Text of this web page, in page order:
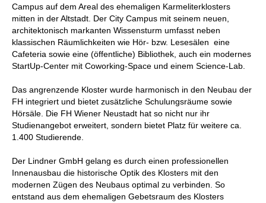
Campus auf dem Areal des ehemaligen Karmeliterklosters
mitten in der Altstadt. Der City Campus mit seinem neuen,
architektonisch markanten Wissensturm umfasst neben
klassischen Räumlichkeiten wie Hör- bzw. Lesesälen eine
Cafeteria sowie eine (öffentliche) Bibliothek, auch ein modernes
StartUp-Center mit Coworking-Space und einem Science-Lab.
Das angrenzende Kloster wurde harmonisch in den Neubau der
FH integriert und bietet zusätzliche Schulungsräume sowie
Hörsäle. Die FH Wiener Neustadt hat so nicht nur ihr
Studienangebot erweitert, sondern bietet Platz für weitere ca.
1.400 Studierende.
Der Lindner GmbH gelang es durch einen professionellen
Innenausbau die historische Optik des Klosters mit den
modernen Zügen des Neubaus optimal zu verbinden. So
entstand aus dem ehemaligen Gebetsraum des Klosters